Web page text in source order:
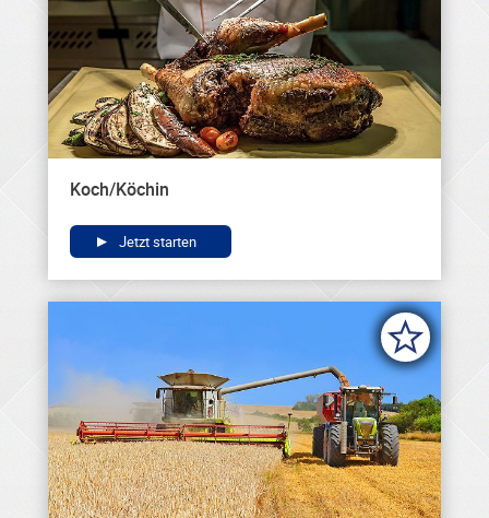
Koch/Köchin
Jetzt starten